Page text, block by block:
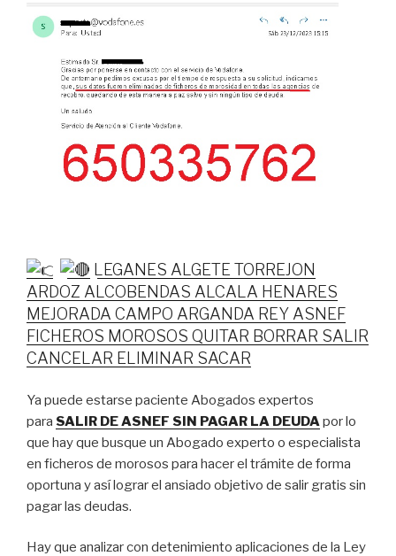
LEGANES ALGETE TORREJON
ARDOZ ALCOBENDAS ALCALA HENARES
MEJORADA CAMPO ARGANDA REY ASNEF
FICHEROS MOROSOS QUITAR BORRAR SALIR
CANCELAR ELIMINAR SACAR
Ya puede estarse paciente Abogados expertos
para SALIR DE ASNEF SIN PAGAR LA DEUDApor lo
que hay que busque un Abogado experto o especialista
en ficheros de morosos para hacer el trámite de forma
oportuna y así lograr el ansiado objetivo de salir gratis sin
pagar las deudas.
Hay que analizar con detenimiento aplicaciones de la Ley